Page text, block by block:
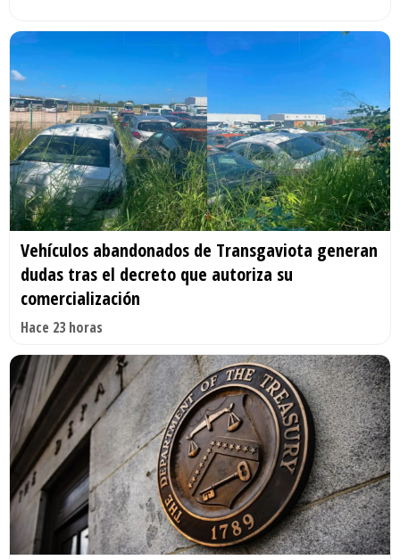
Vehículos abandonados de Transgaviota generan
dudas tras el decreto que autoriza su
comercialización
Hace 23 horas